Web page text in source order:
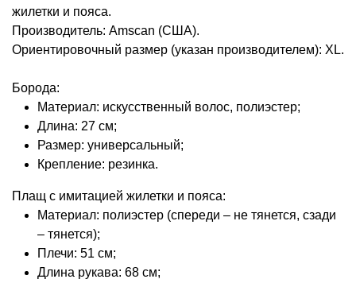
жилетки и пояса.
Производитель: Amscan (США).
Ориентировочный размер (указан производителем): XL.
Борода:
Материал: искусственный волос, полиэстер;
Длина: 27 см;
Размер: универсальный;
Крепление: резинка.
Плащ с имитацией жилетки и пояса:
Материал: полиэстер (спереди – не тянется, сзади
– тянется);
Плечи: 51 см;
Длина рукава: 68 см;